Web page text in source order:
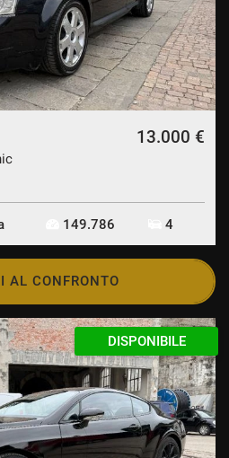
13.000 €
149.786 4
AL CONFRONTO
DISPONIBILE